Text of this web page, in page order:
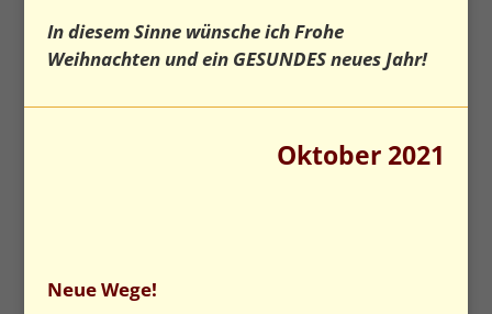
In diesem Sinne wünsche ich Frohe
Weihnachten und ein GESUNDES neues Jahr!
Oktober 2021
Neue Wege!